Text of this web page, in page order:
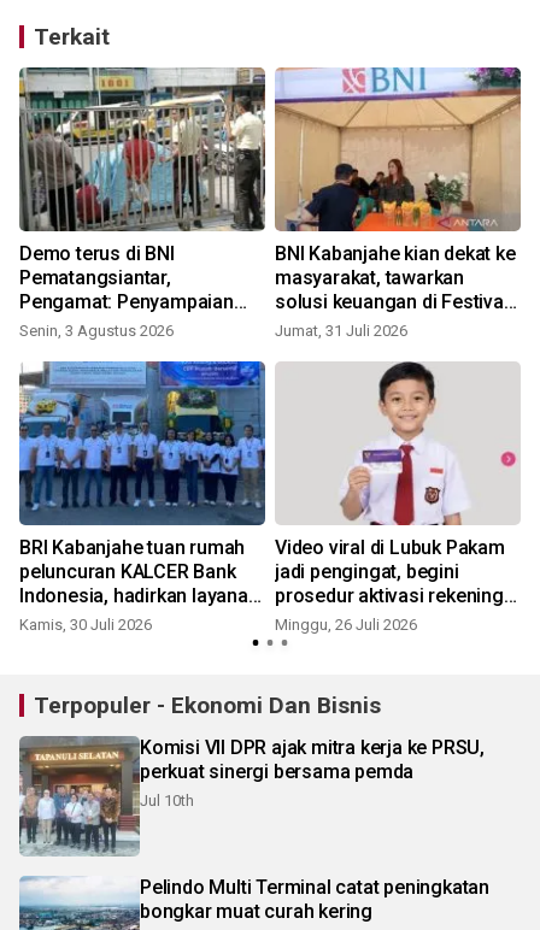
Terkait
Demo terus di BNI
Pematangsiantar,
Pengamat: Penyampaian
aspirasi perlu jaga layanan
Senin, 3 Agustus 2026
BNI Kabanjahe kian dekat ke
masyarakat, tawarkan
solusi keuangan di Festival
Bunga dan Buah Karo 2026
Jumat, 31 Juli 2026
BRI Kabanjahe tuan rumah
peluncuran KALCER Bank
Indonesia, hadirkan layanan
kas keliling dan edukasi
rupiah hingga pelosok Karo
Kamis, 30 Juli 2026
Video viral di Lubuk Pakam
jadi pengingat, begini
prosedur aktivasi rekening
PIP
Minggu, 26 Juli 2026
Terpopuler - Ekonomi Dan Bisnis
Komisi VII DPR ajak mitra kerja ke PRSU,
perkuat sinergi bersama pemda
Jul 10th
Pelindo Multi Terminal catat peningkatan
bongkar muat curah kering